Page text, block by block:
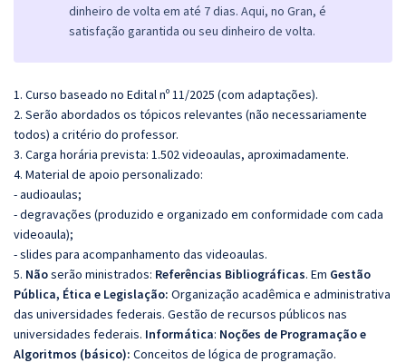
dinheiro de volta em até 7 dias. Aqui, no Gran, é
satisfação garantida ou seu dinheiro de volta.
1. Curso baseado no Edital nº 11/2025 (com adaptações).
2. Serão abordados os tópicos relevantes (não necessariamente
todos) a critério do professor.
3. Carga horária prevista: 1.502 videoaulas, aproximadamente.
4. Material de apoio personalizado:
- audioaulas;
- degravações (produzido e organizado em conformidade com cada
videoaula);
- slides para acompanhamento das videoaulas.
5. Nãoserão ministrados: Referências Bibliográficas. Em Gestão
Pública, Ética e Legislação: Organização acadêmica e administrativa
das universidades federais. Gestão de recursos públicos nas
universidades federais. Informática: Noções de Programação e
Algoritmos (básico): Conceitos de lógica de programação.